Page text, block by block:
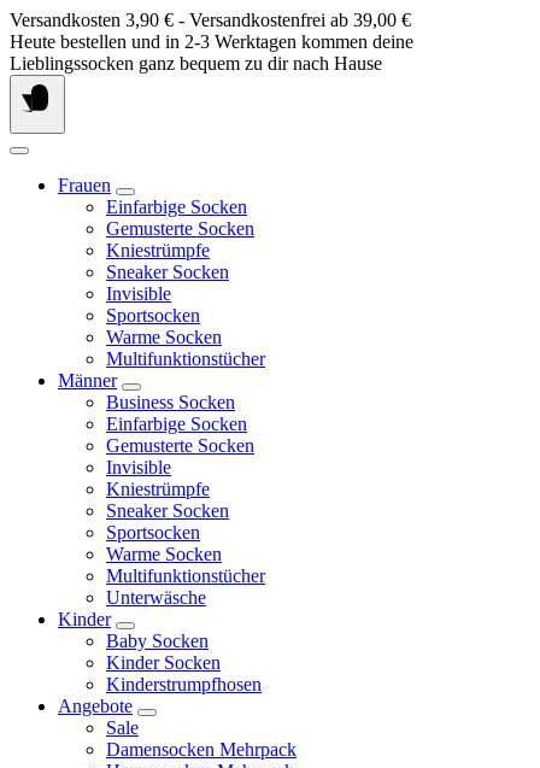
Springe
zum
Inhalt
Versandkosten 3,90 € - Versandkostenfrei ab 39,00 €
Heute bestellen und in 2-3 Werktagen kommen deine
Lieblingssocken ganz bequem zu dir nach Hause
Frauen
Einfarbige Socken
Gemusterte Socken
Kniestrümpfe
Sneaker Socken
Invisible
Sportsocken
Warme Socken
Multifunktionstücher
Männer
Business Socken
Einfarbige Socken
Gemusterte Socken
Invisible
Kniestrümpfe
Sneaker Socken
Sportsocken
Warme Socken
Multifunktionstücher
Unterwäsche
Kinder
Baby Socken
Kinder Socken
Kinderstrumpfhosen
Angebote
Sale
Damensocken Mehrpack